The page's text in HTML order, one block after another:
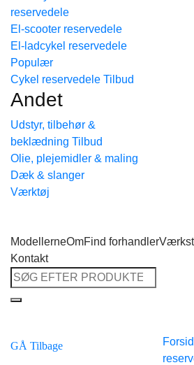
reservedele
El-scooter reservedele
El-ladcykel reservedele
Cykel reservedele
Andet
Udstyr, tilbehør &
beklædning
Olie, plejemidler & maling
Dæk & slanger
Værktøj
ModellerneOmFind forhandler
Kontakt
Søg
efter:
GÅ Tilbage